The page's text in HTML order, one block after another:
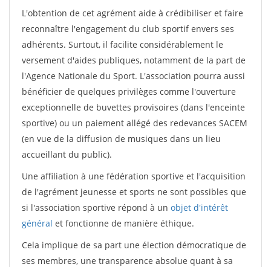
L'obtention de cet agrément aide à crédibiliser et faire
reconnaître l'engagement du club sportif envers ses
adhérents. Surtout, il facilite considérablement le
versement d'aides publiques, notamment de la part de
l'Agence Nationale du Sport. L'association pourra aussi
bénéficier de quelques privilèges comme l'ouverture
exceptionnelle de buvettes provisoires (dans l'enceinte
sportive) ou un paiement allégé des redevances SACEM
(en vue de la diffusion de musiques dans un lieu
accueillant du public).
Une affiliation à une fédération sportive et l'acquisition
de l'agrément jeunesse et sports ne sont possibles que
si l'association sportive répond à un objet d'intérêt
général et fonctionne de manière éthique.
Cela implique de sa part une élection démocratique de
ses membres, une transparence absolue quant à sa